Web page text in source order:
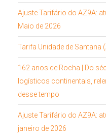
Ajuste Tarifário do AZ9A:
Maio de 2026
Tarifa Unidade de Santana
162 anos de Rocha | Do
logísticos continentais,
desse tempo
Ajuste Tarifário do AZ9A:
janeiro de 2026